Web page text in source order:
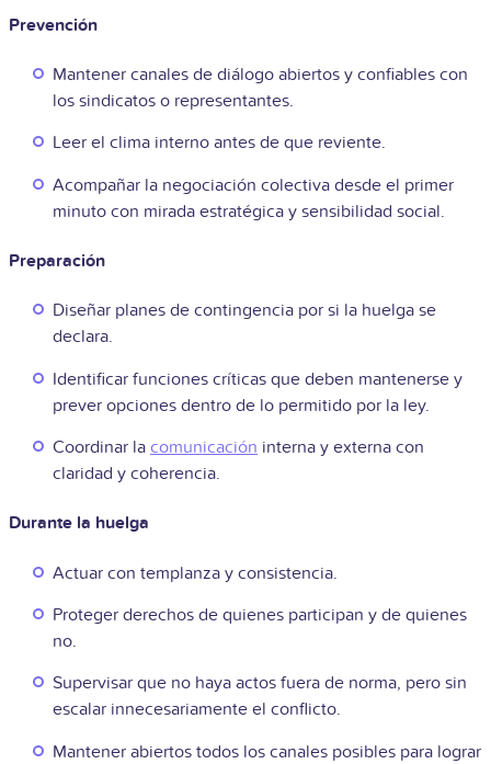
Prevención
Mantener canales de diálogo abiertos y confiables con
los sindicatos o representantes.
Leer el clima interno antes de que reviente.
Acompañar la negociación colectiva desde el primer
minuto con mirada estratégica y sensibilidad social.
Preparación
Diseñar planes de contingencia por si la huelga se
declara.
Identificar funciones críticas que deben mantenerse y
prever opciones dentro de lo permitido por la ley.
Coordinar la comunicación interna y externa con
claridad y coherencia.
Durante la huelga
Actuar con templanza y consistencia.
Proteger derechos de quienes participan y de quienes
no.
Supervisar que no haya actos fuera de norma, pero sin
escalar innecesariamente el conflicto.
Mantener abiertos todos los canales posibles para lograr